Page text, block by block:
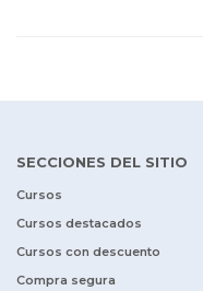
SECCIONES DEL SITIO
Cursos
Cursos destacados
Cursos con descuento
Compra segura